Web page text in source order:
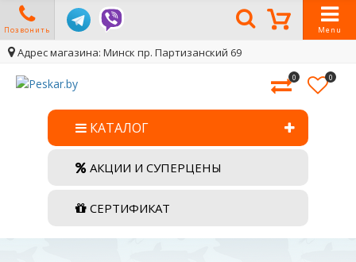
Позвонить Menu
Адрес магазина: Минск пр. Партизанский 69
0 0
КАТАЛОГ
АКЦИИ И СУПЕРЦЕНЫ
СЕРТИФИКАТ